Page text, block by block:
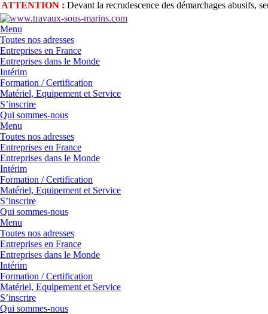
:Devant la recrudescence des démarchages abusifs,
Menu
Toutes nos adresses
Entreprises en France
Entreprises dans le Monde
Intérim
Formation / Certification
Matériel, Equipement et Service
S’inscrire
Qui sommes-nous
Menu
Toutes nos adresses
Entreprises en France
Entreprises dans le Monde
Intérim
Formation / Certification
Matériel, Equipement et Service
S’inscrire
Qui sommes-nous
Menu
Toutes nos adresses
Entreprises en France
Entreprises dans le Monde
Intérim
Formation / Certification
Matériel, Equipement et Service
S’inscrire
Qui sommes-nous